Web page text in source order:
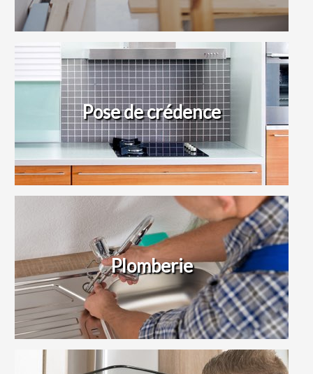
Pose de crédence
Plomberie